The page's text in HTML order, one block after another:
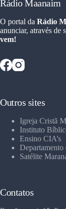
Rádio Maanaim
O portal da Rádio
anunciar, através de
vem!
Outros sites
Igreja Cristã
Instituto
Ensino CIA’s
Satélite
Contatos